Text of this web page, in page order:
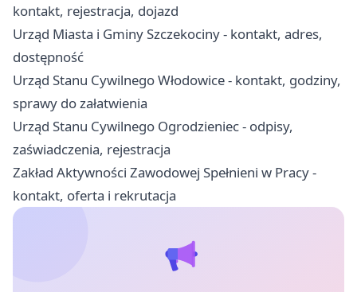
kontakt, rejestracja, dojazd
Urząd Miasta i Gminy Szczekociny - kontakt, adres,
dostępność
Urząd Stanu Cywilnego Włodowice - kontakt, godziny,
sprawy do załatwienia
Urząd Stanu Cywilnego Ogrodzieniec - odpisy,
zaświadczenia, rejestracja
Zakład Aktywności Zawodowej Spełnieni w Pracy -
kontakt, oferta i rekrutacja